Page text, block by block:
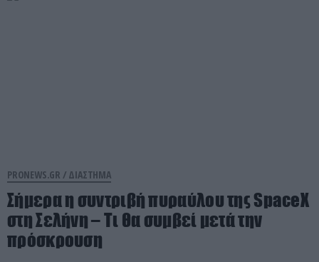
PRONEWS.GR / ΔΙΑΣΤΗΜΑ
Σήμερα η συντριβή πυραύλου της SpaceX
στη Σελήνη – Τι θα συμβεί μετά την
πρόσκρουση